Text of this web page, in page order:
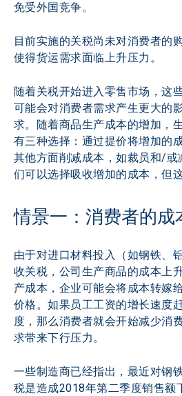
免受外国竞争。
目前实施的关税尚未对消费者的
使得货运需求面临上升压力。
随着关税开始进入零售市场，这
可能会对消费者需求产生更大的
求。随着商品生产成本的增加，
有三种选择：通过提价将增加的
其他方面削减成本，如裁员和/或
情景一：消费者的成
由于对进口材料投入（如钢铁、
收关税，公司生产商品的成本上
产成本，企业可能会将成本转嫁
价格。如果员工工资的增长速度
度，那么消费者就会开始减少消
求带来下行压力。
一些制造商已经指出，最近对钢
税是造成2018年第二季度销售额